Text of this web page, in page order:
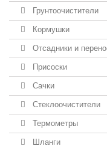
Грунтоочистители
Кормушки
Отсадники и
Присоски
Сачки
Стеклоочистители
Термометры
Шланги